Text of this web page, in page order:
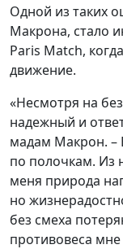
Одной из таких
Макрона, стало
Paris Match,
движение.
«Несмотря на
надежный и
мадам Макрон. –
по полочкам. Из
меня природа
но
без смеха
противовеса